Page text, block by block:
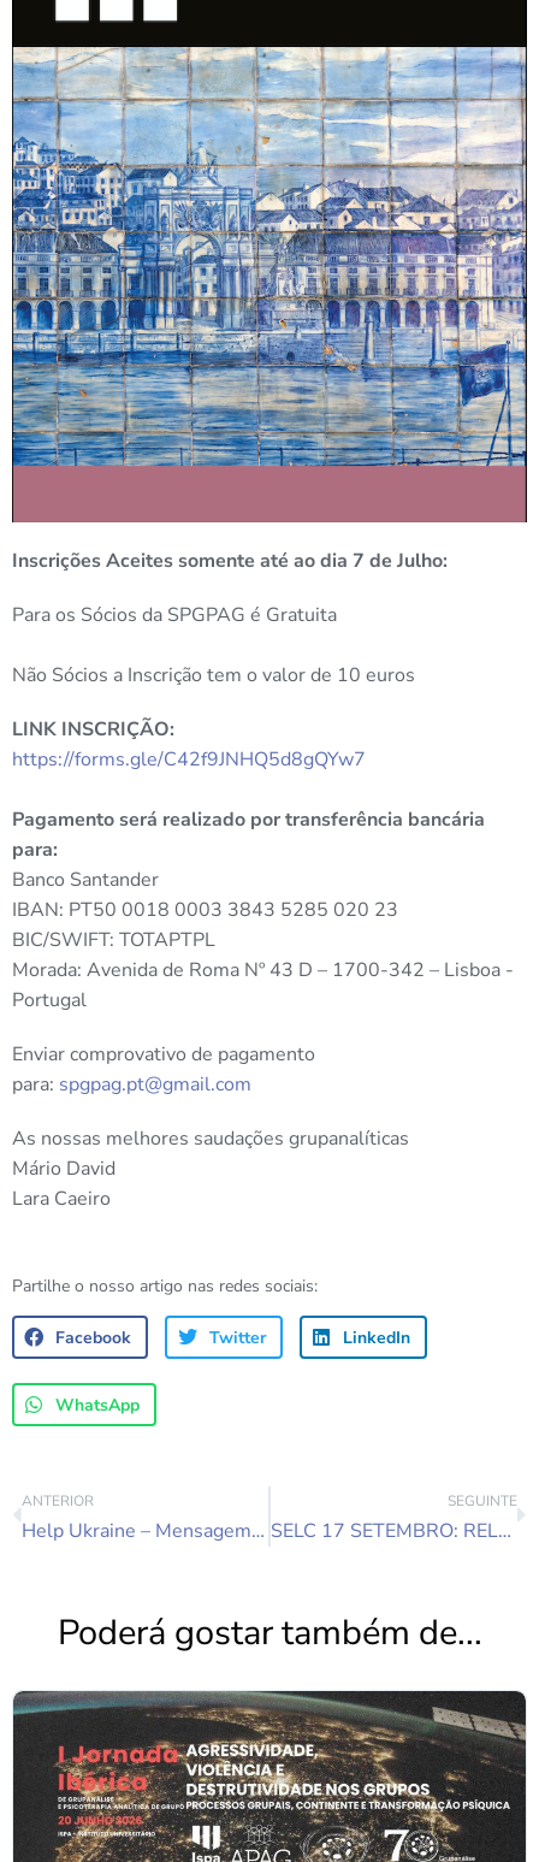
Inscrições Aceites somente até ao dia 7 de Julho:
Para os Sócios da SPGPAG é Gratuita
Não Sócios a Inscrição tem o valor de 10 euros
LINK INSCRIÇÃO:
https://forms.gle/C42f9JNHQ5d8gQYw7
Pagamento será realizado por transferência bancária
para:
Banco Santander
IBAN: PT50 0018 0003 3843 5285 020 23
BIC/SWIFT: TOTAPTPL
Morada: Avenida de Roma Nº 43 D – 1700-342 – Lisboa -
Portugal
Enviar comprovativo de pagamento
para: spgpag.pt@gmail.com
As nossas melhores saudações grupanalíticas
Mário David
Lara Caeiro
Partilhe o nosso artigo nas redes sociais:
Facebook Twitter LinkedIn
WhatsApp
ANTERIOR
Help Ukraine – Mensagem da EFPP
SEGUINTE
SELC 17 SETEMBRO: RELATIONALITY. A BRIDGING LINK BETWEEN PSYCHOANALYSIS AND GROUP ANALYSIS – URI LEVIN
Poderá gostar também de...